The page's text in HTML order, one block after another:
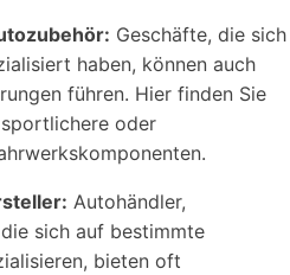
Geschäfte, die sich
haben, können auch
führen. Hier finden Sie
oder
Autohändler,
sich auf bestimmte
bieten oft